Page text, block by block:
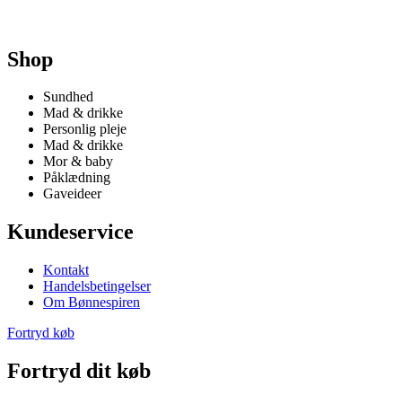
Shop
Sundhed
Mad & drikke
Personlig pleje
Mad & drikke
Mor & baby
Påklædning
Gaveideer
Kundeservice
Kontakt
Handelsbetingelser
Om Bønnespiren
Fortryd køb
Fortryd dit køb